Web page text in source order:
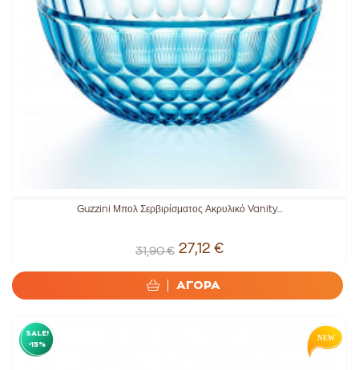
Guzzini Μπολ Σερβιρίσματος Ακρυλικό Vanity...
31,90 € 27,12 €
ΑΓΟΡΑ
SALE!
-15%